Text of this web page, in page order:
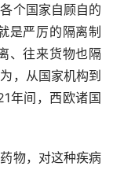
个国家自顾自的
是严厉的隔离制
、往来货物也隔
，从国家机构到
年间，西欧诸国
物，对这种疾病